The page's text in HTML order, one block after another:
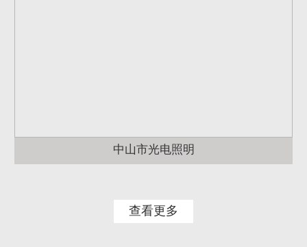
中山市光电照明
查看更多